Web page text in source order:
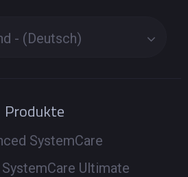
- (Deutsch)
Produkte
SystemCare
Ultimate